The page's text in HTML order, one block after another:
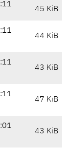
45 KiB
44 KiB
43 KiB
47 KiB
43 KiB